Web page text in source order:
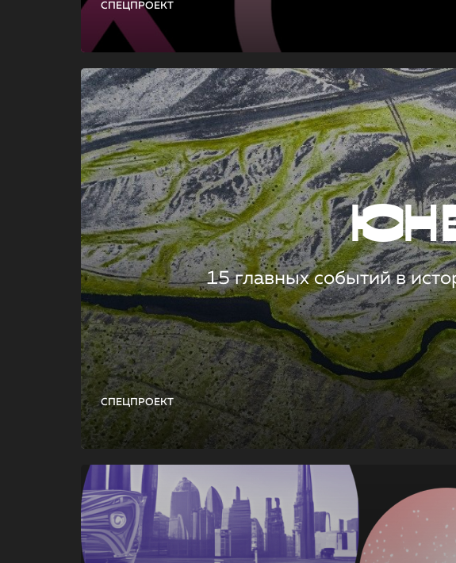
СПЕЦПРОЕКТ
СПЕЦПРОЕКТ
15 главных событий в